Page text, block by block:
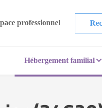
professionnel
Hébergement familial